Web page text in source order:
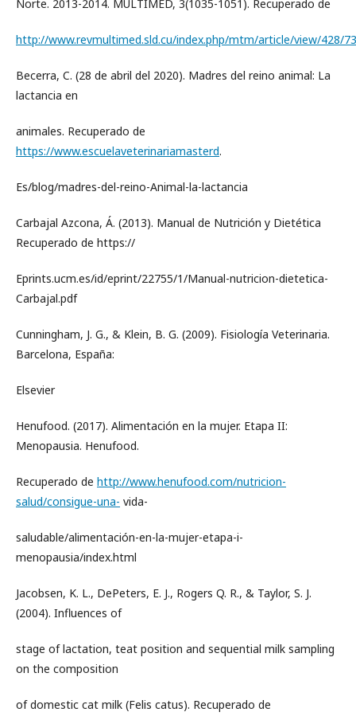
Norte. 2013-2014. MULTIMED, 3(1035-1051). Recuperado de
http://www.revmultimed.sld.cu/index.php/mtm/article/view/428/
Becerra, C. (28 de abril del 2020). Madres del reino animal: La
lactancia en
animales. Recuperado de
https://www.escuelaveterinariamasterd.
Es/blog/madres-del-reino-Animal-la-lactancia
Carbajal Azcona, Á. (2013). Manual de Nutrición y Dietética
Recuperado de https://
Eprints.ucm.es/id/eprint/22755/1/Manual-nutricion-dietetica-
Carbajal.pdf
Cunningham, J. G., & Klein, B. G. (2009). Fisiología Veterinaria.
Barcelona, España:
Elsevier
Henufood. (2017). Alimentación en la mujer. Etapa II:
Menopausia. Henufood.
Recuperado de http://www.henufood.com/nutricion-
salud/consigue-una- vida-
saludable/alimentación-en-la-mujer-etapa-i-
menopausia/index.html
Jacobsen, K. L., DePeters, E. J., Rogers Q. R., & Taylor, S. J.
(2004). Influences of
stage of lactation, teat position and sequential milk sampling
on the composition
of domestic cat milk (Felis catus). Recuperado de